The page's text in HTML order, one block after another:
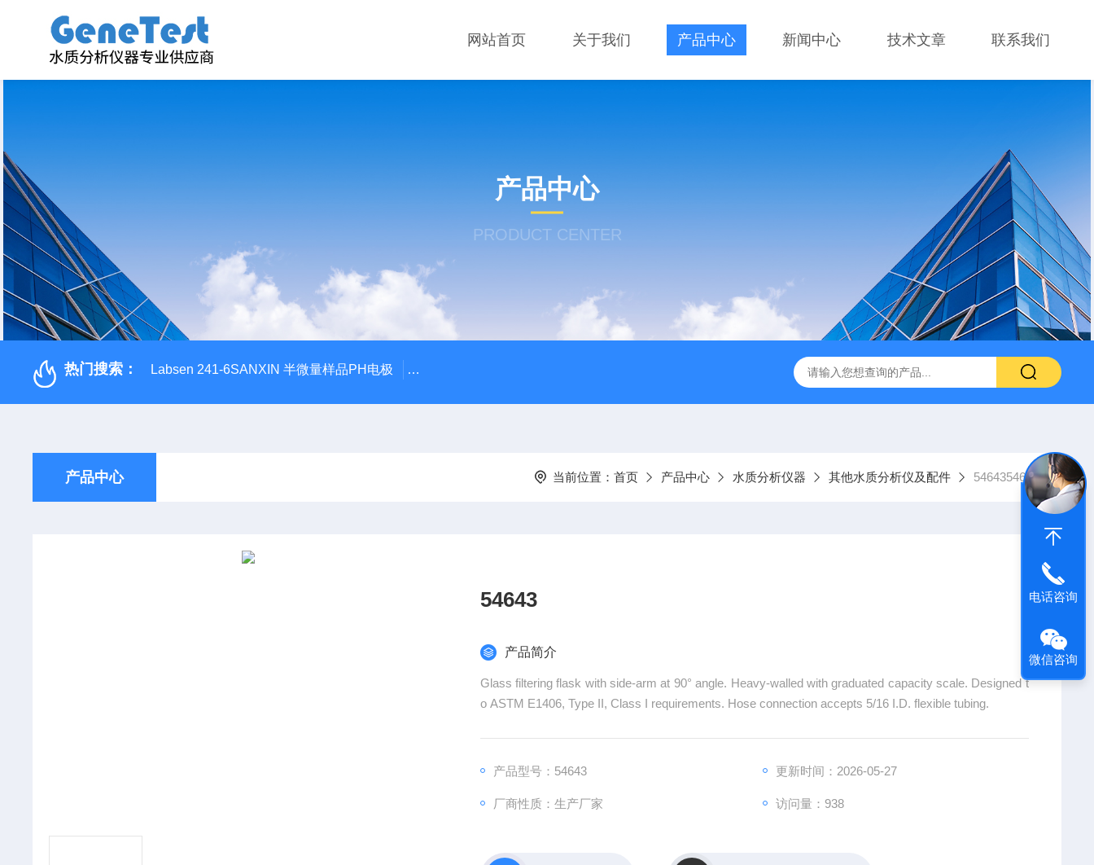
网站首页 关于我们 产品中心 新闻中心 技术文章 联系我们
产品中心
PRODUCT CENTER
热门搜索： Labsen 241-6SANXIN 半微量样品PH电极 SDI-47手动SDI污染指数测定仪，携带方便，轻巧 9385100DR900便携式多参数水质分析仪 GTOX-700便携式
产品中心 当前位置： 首页 产品中心 水质分析仪器 其他水质分析仪及配件 5464354643
54643
产品简介
Glass filtering flask with side-arm at 90° angle. Heavy-walled with graduated capacity scale. Designed t
o ASTM E1406, Type II, Class I requirements. Hose connection accepts 5/16 I.D. flexible tubing.
产品型号：54643 更新时间：2026-05-27
厂商性质：生产厂家 访问量：938
电话咨询
微信咨询